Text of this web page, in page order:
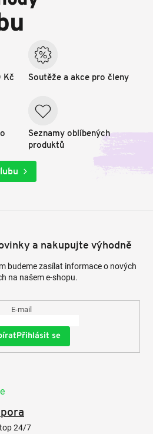
Kč Soutěže a akce pro členy
Seznamy oblíbených
produktů
a nakupujte výhodně
budeme zasílat informace o nových
na našem e-shopu.
E-mail
Přihlásit se
24/7